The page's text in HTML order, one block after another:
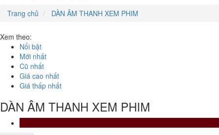
Trang chủ
DÀN ÂM THANH XEM PHIM
Xem theo:
Nổi bật
Mới nhất
Cũ nhất
Giá cao nhất
Giá thấp nhất
DÀN ÂM THANH XEM PHIM